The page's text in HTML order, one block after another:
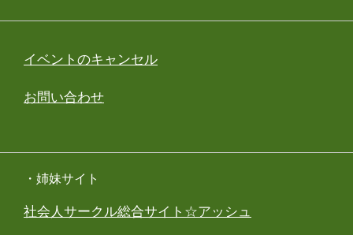
イベントのキャンセル
お問い合わせ
・姉妹サイト
社会人サークル総合サイト☆アッシュ